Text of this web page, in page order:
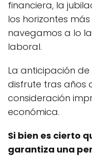
financiera, la
los horizontes
navegamos a lo
laboral.
La anticipación
disfrute tras años
consideración
económica.
Si bien es cierto
garantiza una